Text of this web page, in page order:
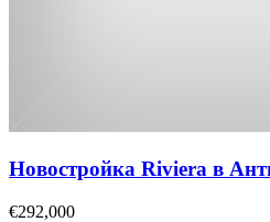
Новостройка Riviera в
€292,000